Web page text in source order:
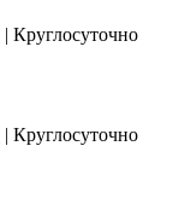
| Круглосуточно
| Круглосуточно